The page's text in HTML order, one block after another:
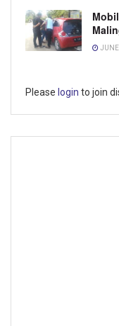
Please login to join